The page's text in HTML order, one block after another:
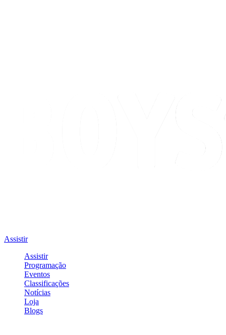
Assistir
Assistir
Programação
Eventos
Classificações
Notícias
Loja
Blogs